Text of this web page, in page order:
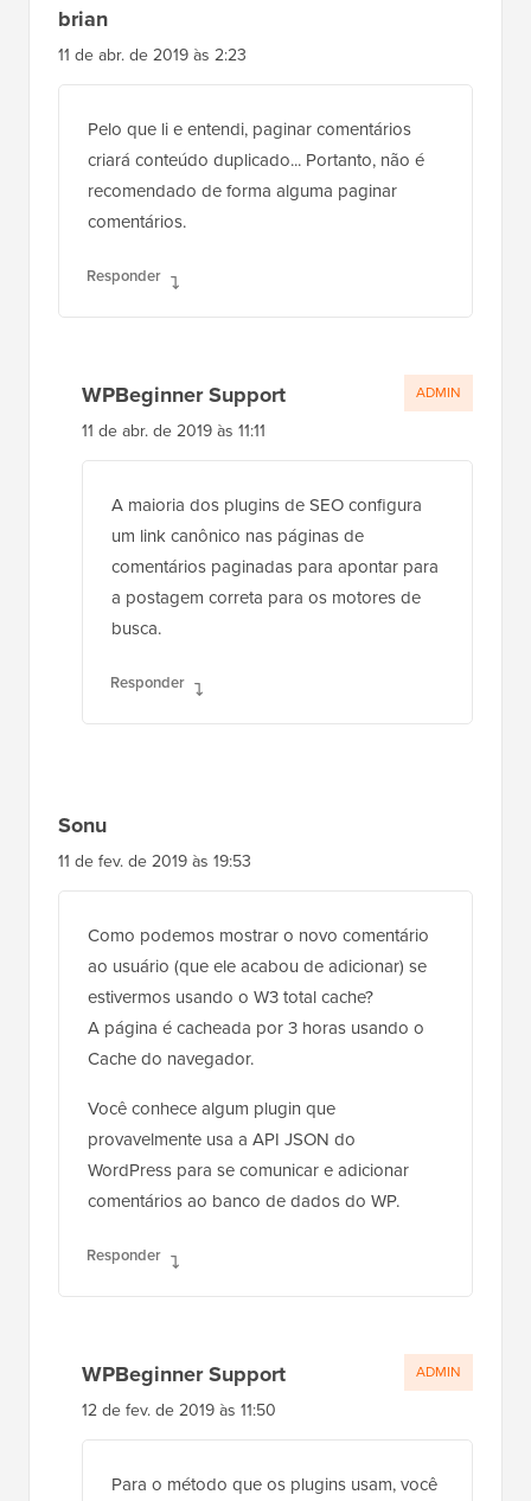
brian
11 de abr. de 2019 às 2:23
Pelo que li e entendi, paginar comentários
criará conteúdo duplicado... Portanto, não é
recomendado de forma alguma paginar
comentários.
Responder
WPBeginner Support
11 de abr. de 2019 às 11:11
A maioria dos plugins de SEO configura
um link canônico nas páginas de
comentários paginadas para apontar para
a postagem correta para os motores de
busca.
Responder
ADMIN
Sonu
11 de fev. de 2019 às 19:53
Como podemos mostrar o novo comentário
ao usuário (que ele acabou de adicionar) se
estivermos usando o W3 total cache?
A página é cacheada por 3 horas usando o
Cache do navegador.
Você conhece algum plugin que
provavelmente usa a API JSON do
WordPress para se comunicar e adicionar
comentários ao banco de dados do WP.
Responder
WPBeginner Support
12 de fev. de 2019 às 11:50
Para o método que os plugins usam, você
ADMIN